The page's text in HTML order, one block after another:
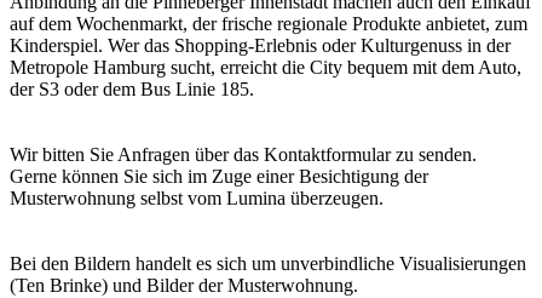
auf dem Wochenmarkt, der frische regionale Produkte anbietet, zum
Kinderspiel. Wer das Shopping-Erlebnis oder Kulturgenuss in der
Metropole Hamburg sucht, erreicht die City bequem mit dem Auto,
der S3 oder dem Bus Linie 185.
Wir bitten Sie Anfragen über das Kontaktformular zu senden.
Gerne können Sie sich im Zuge einer Besichtigung der
Musterwohnung selbst vom Lumina überzeugen.
Bei den Bildern handelt es sich um unverbindliche Visualisierungen
(Ten Brinke) und Bilder der Musterwohnung.